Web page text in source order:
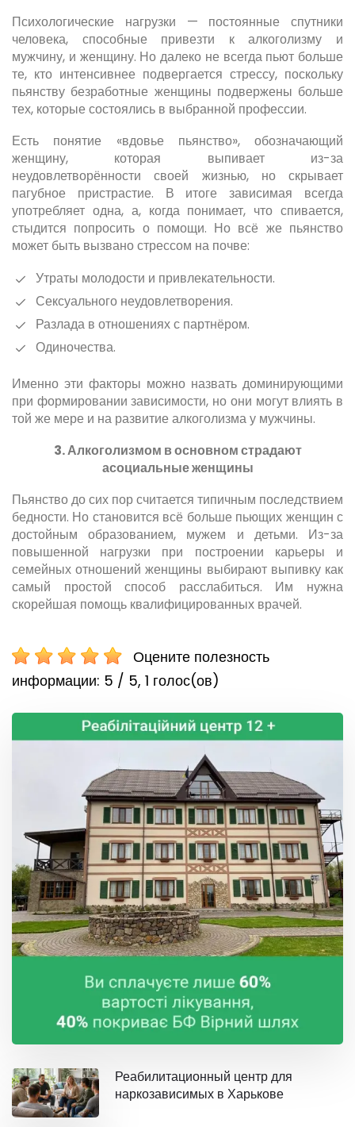
Психологические нагрузки — постоянные спутники
человека, способные привезти к алкоголизму и
мужчину, и женщину. Но далеко не всегда пьют больше
те, кто интенсивнее подвергается стрессу, поскольку
пьянству безработные женщины подвержены больше
тех, которые состоялись в выбранной профессии.
Есть понятие «вдовье пьянство», обозначающий
женщину, которая выпивает из-за
неудовлетворённости своей жизнью, но скрывает
пагубное пристрастие. В итоге зависимая всегда
употребляет одна, а, когда понимает, что спивается,
стыдится попросить о помощи. Но всё же пьянство
может быть вызвано стрессом на почве:
Утраты молодости и привлекательности.
Сексуального неудовлетворения.
Разлада в отношениях с партнёром.
Одиночества.
Именно эти факторы можно назвать доминирующими
при формировании зависимости, но они могут влиять в
той же мере и на развитие алкоголизма у мужчины.
3. Алкоголизмом в основном страдают
асоциальные женщины
Пьянство до сих пор считается типичным последствием
бедности. Но становится всё больше пьющих женщин с
достойным образованием, мужем и детьми. Из-за
повышенной нагрузки при построении карьеры и
семейных отношений женщины выбирают выпивку как
самый простой способ расслабиться. Им нужна
скорейшая помощь квалифицированных врачей.
Оцените полезность
информации: 5 / 5, 1 голос(ов)
Реабилитационный центр для
наркозависимых в Харькове